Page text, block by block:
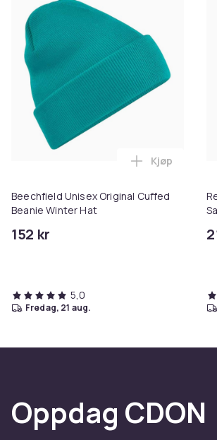
Beechfield Unisex Original Cuffed
Beanie Winter Hat
152 kr
Legg
Kjøp
5,0
fredag, 21 aug.
Oppdag CDON